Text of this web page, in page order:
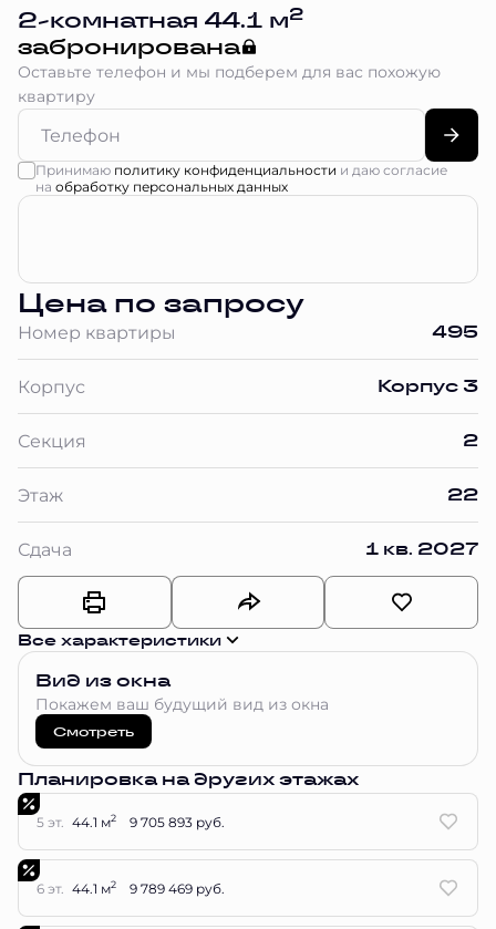
2-комнатная 44.1 м2
забронирована
Оставьте телефон и мы подберем для вас похожую
квартиру
Принимаю политику конфиденциальности и даю согласие
на обработку персональных данных
Цена по запросу
Номер квартиры 495
Корпус Корпус 3
Секция 2
Этаж 22
Сдача 1 кв. 2027
Все характеристики
Вид из окна
Покажем ваш будущий вид из окна
Смотреть
Планировка на других этажах
5 эт. 44.1 м2 9 705 893 руб.
6 эт. 44.1 м2 9 789 469 руб.